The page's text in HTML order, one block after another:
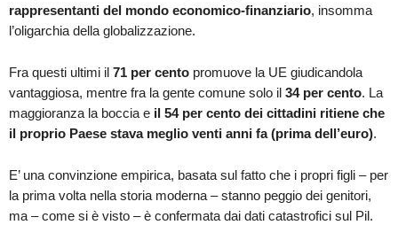
rappresentanti del mondo economico-finanziario, insomma
l’oligarchia della globalizzazione.
Fra questi ultimi il 71 per cento promuove la UE giudicandola
vantaggiosa, mentre fra la gente comune solo il 34 per cento. La
maggioranza la boccia e il 54 per cento dei cittadini ritiene che
il proprio Paese stava meglio venti anni fa (prima dell’euro).
E’ una convinzione empirica, basata sul fatto che i propri figli – per
la prima volta nella storia moderna – stanno peggio dei genitori,
ma – come si è visto – è confermata dai dati catastrofici sul Pil.